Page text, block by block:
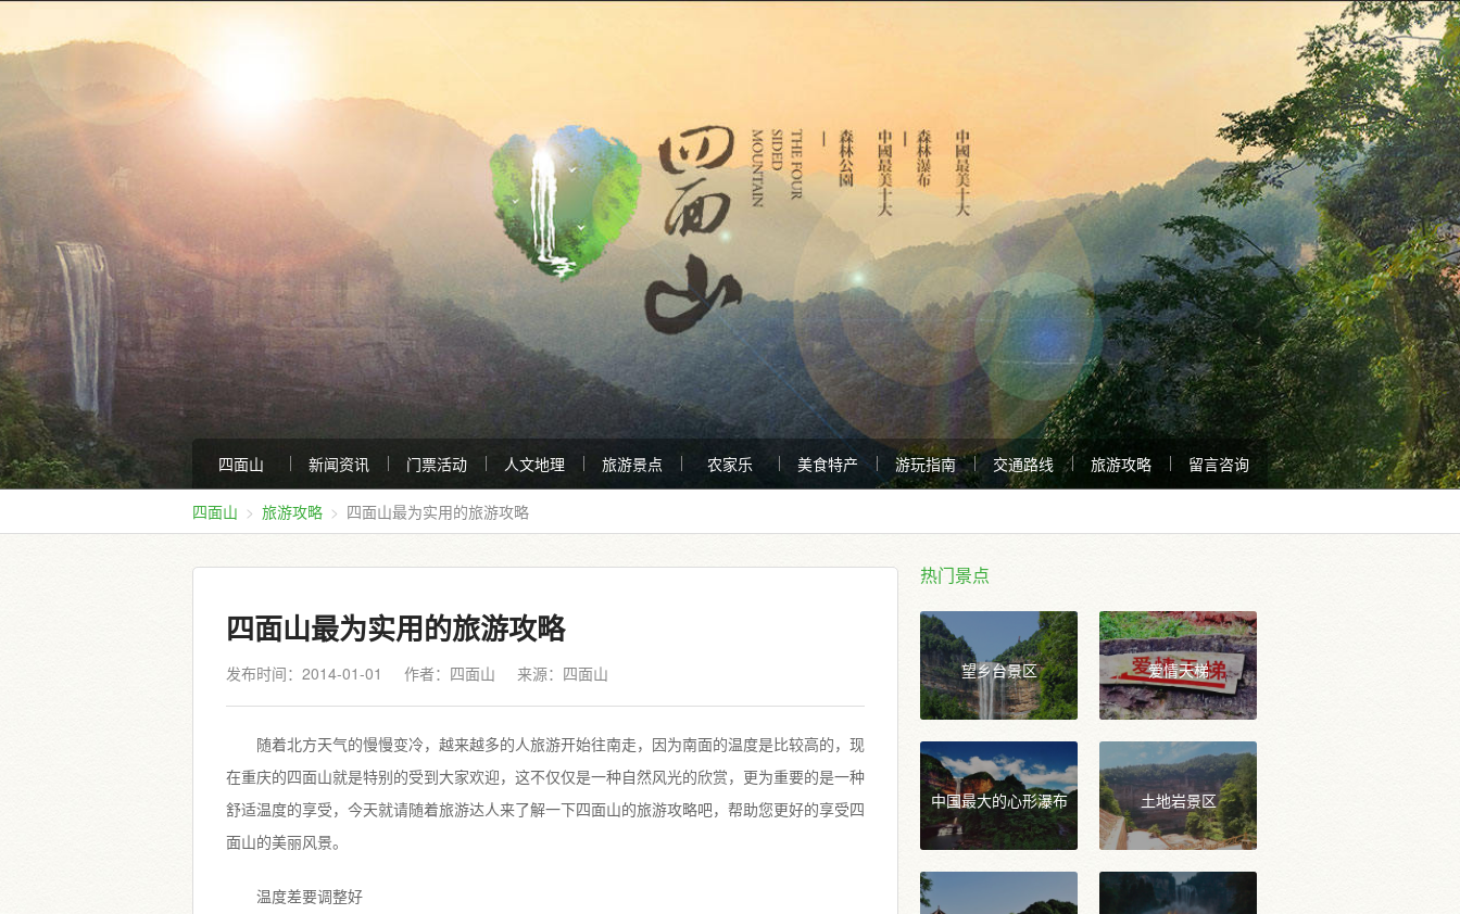
四面山 新闻资讯 门票活动 人文地理 旅游景点 农家乐 美食特产 游玩指南 交通路线 旅游攻略 留言咨询
四面山 旅游攻略 四面山最为实用的旅游攻略
四面山最为实用的旅游攻略
发布时间：2014-01-01 作者：四面山 来源： 四面山
随着北方天气的慢慢变冷，越来越多的人旅游开始往南走，因为南面的温度是比较高的，现
在重庆的四面山就是特别的受到大家欢迎，这不仅仅是一种自然风光的欣赏，更为重要的是一种
舒适温度的享受，今天就请随着旅游达人来了解一下四面山的旅游攻略吧，帮助您更好的享受四
面山的美丽风景。
温度差要调整好
热门景点
望乡台景区 爱情天梯
中国最大的心形瀑布 土地岩景区